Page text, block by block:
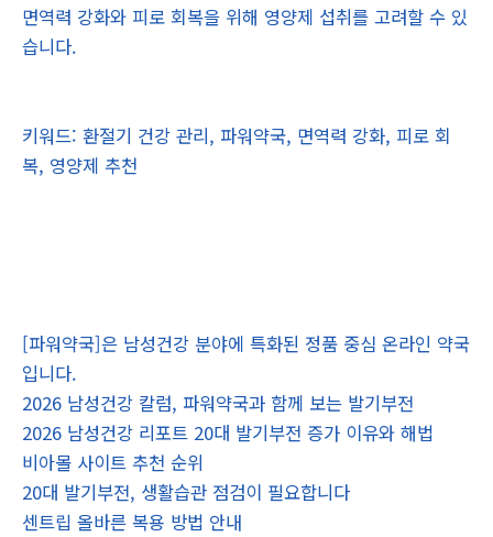
면역력 강화와 피로 회복을 위해 영양제 섭취를 고려할 수 있
습니다.
키워드: 환절기 건강 관리, 파워약국, 면역력 강화, 피로 회
복, 영양제 추천
[파워약국]은 남성건강 분야에 특화된 정품 중심 온라인 약국
입니다.
2026 남성건강 칼럼, 파워약국과 함께 보는 발기부전
2026 남성건강 리포트 20대 발기부전 증가 이유와 해법
비아몰 사이트 추천 순위
20대 발기부전, 생활습관 점검이 필요합니다
센트립 올바른 복용 방법 안내